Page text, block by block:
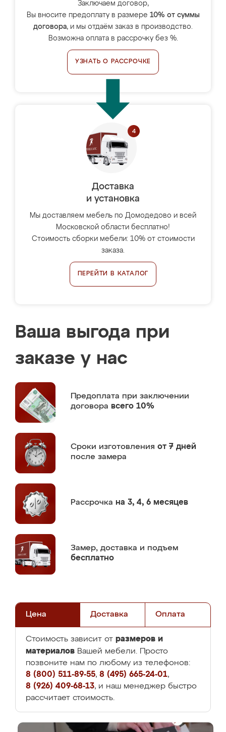
Заключаем договор,
Вы вносите предоплату в размере 10% от суммы
договора, и мы отдаём заказ в производство.
Возможна оплата в рассрочку без %.
УЗНАТЬ О РАССРОЧКЕ
Доставка
и установка
Мы доставляем мебель по Домодедово и всей
Московской области бесплатно!
Стоимость сборки мебели: 10% от стоимости
заказа.
ПЕРЕЙТИ В КАТАЛОГ
Ваша выгода при
заказе у нас
Предоплата при заключении
договора всего 10%
Сроки изготовления от 7 дней
после замера
Рассрочка на 3, 4, 6 месяцев
Замер, доставка и подъем
бесплатно
Цена Доставка Оплата
Стоимость зависит от размеров и
материалов Вашей мебели. Просто
позвоните нам по любому из телефонов:
8 (800) 511-89-55, 8 (495) 665-24-01,
8 (926) 409-68-13, и наш менеджер быстро
рассчитает стоимость.